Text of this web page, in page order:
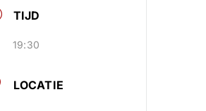
TIJD
19:30
LOCATIE